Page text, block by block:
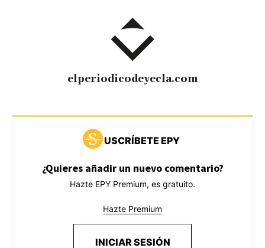
elperiodicodeyecla.com
USCRÍBETE EPY
¿Quieres añadir un nuevo comentario?
Hazte EPY Premium, es gratuito.
Hazte Premium
INICIAR SESIÓN